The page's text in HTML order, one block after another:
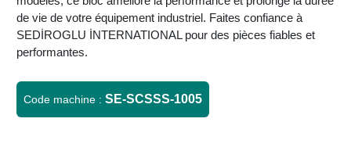
de vie de votre équipement industriel. Faites confiance à
SEDİROGLU İNTERNATIONAL pour des pièces fiables et
performantes.
Code machine : SE-SCSSS-1005